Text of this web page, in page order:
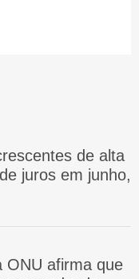
de alta
juros em junho,
ONU afirma que